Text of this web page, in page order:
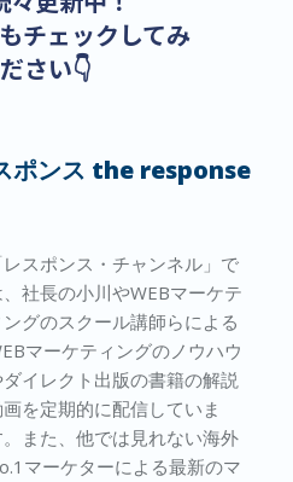
チェックしてみ
さい👇
ポンス the response
レスポンス・チャンネル」で
、社長の小川やWEBマーケテ
ングのスクール講師らによる
マーケティングのノウハウ
イレクト出版の書籍の解説
を定期的に配信していま
また、他では見れない海外
マーケターによる最新のマ